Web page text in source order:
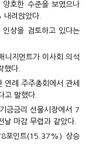
호한 수준을 보였으나
려앉았다.
상을 검토하고 있다는
니지먼트가 이사회 의석
했다.
례 주주총회에서 관세
고 말했다.
금금리 선물시장에서 7
마감 무렵과 같았다.
포인트(15.37%) 상승